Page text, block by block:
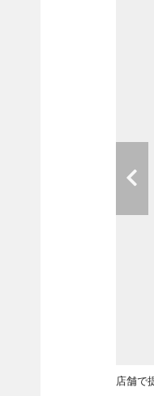
店舗で